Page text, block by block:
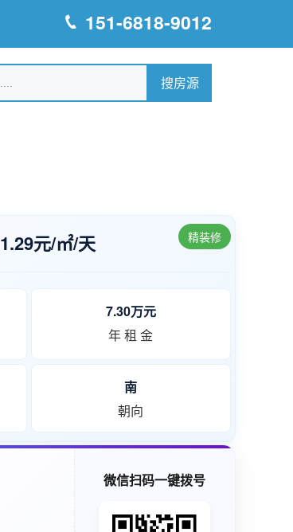
151-6818-9012
1.29元/㎡/天 精装修
7.30万元
年 租 金
南
朝向
微信扫码一键拨号